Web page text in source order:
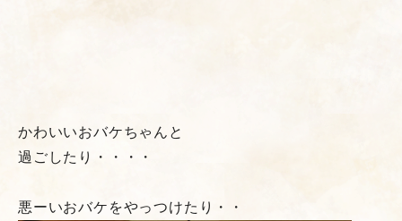
かわいいおバケちゃんと
過ごしたり・・・・
悪ーいおバケをやっつけたり・・